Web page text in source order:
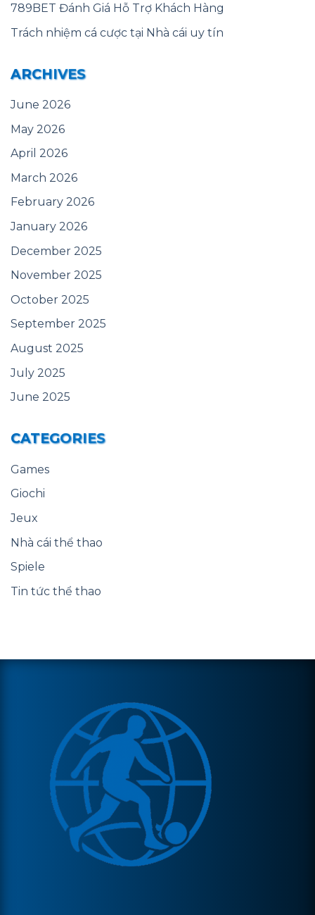
789BET Đánh Giá Hỗ Trợ Khách Hàng
Trách nhiệm cá cược tại Nhà cái uy tín
ARCHIVES
June 2026
May 2026
April 2026
March 2026
February 2026
January 2026
December 2025
November 2025
October 2025
September 2025
August 2025
July 2025
June 2025
CATEGORIES
Games
Giochi
Jeux
Nhà cái thể thao
Spiele
Tin tức thể thao